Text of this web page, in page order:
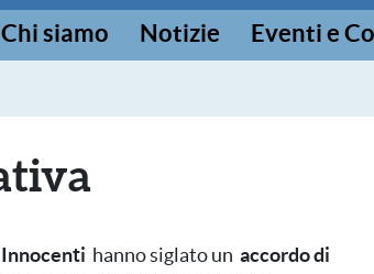
Chi siamo Notizie Eventi e
hanno siglato un accordo di